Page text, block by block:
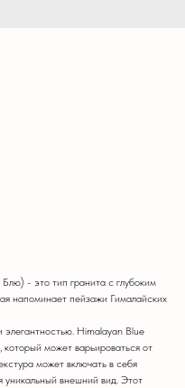
- это тип гранита с глубоким
напоминает пейзажи Гималайских
элегантностью. Himalayan Blue
может варьироваться от
может включать в себя
уникальный внешний вид. Этот